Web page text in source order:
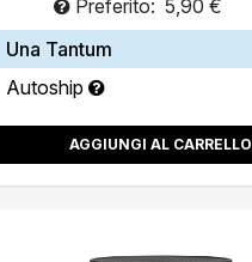
Preferito: 5,90 €
Una Tantum
Autoship
AGGIUNGI AL CARRELLO